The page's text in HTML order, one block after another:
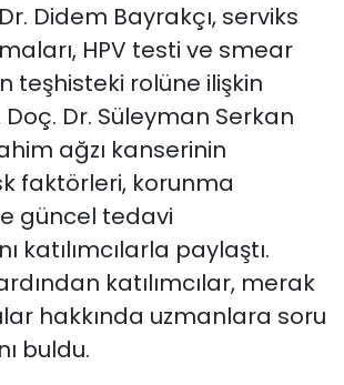
Didem Bayrakçı, serviks
HPV testi ve smear
teşhisteki rolüne ilişkin
Dr. Süleyman Serkan
ağzı kanserinin
faktörleri, korunma
güncel tedavi
katılımcılarla paylaştı.
katılımcılar, merak
hakkında uzmanlara soru
buldu.